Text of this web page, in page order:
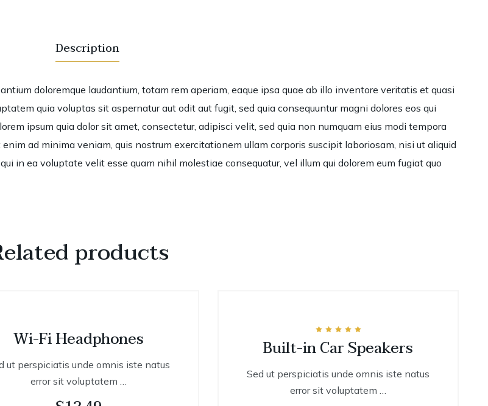
Description
doloremque laudantium, totam rem aperiam, eaque ipsa quae ab illo inventore veritatis et quasi
quia voluptas sit aspernatur aut odit aut fugit, sed quia consequuntur magni dolores eos qui
ipsum quia dolor sit amet, consectetur, adipisci velit, sed quia non numquam eius modi tempora
ad minima veniam, quis nostrum exercitationem ullam corporis suscipit laboriosam, nisi ut aliquid
in ea voluptate velit esse quam nihil molestiae consequatur, vel illum qui dolorem eum fugiat quo
products
Wi-Fi Headphones
ut perspiciatis unde omnis iste natus
error sit voluptatem …
sale
5.00
out of 5
Built-in Car Speakers
Sed ut perspiciatis unde omnis iste natus
error sit voluptatem …